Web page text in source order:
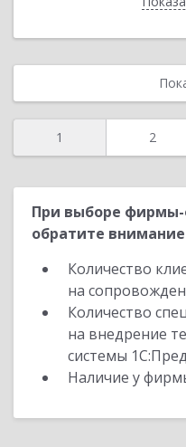
1 2
При выборе
обратите
Количество
на
Количество
на внедрение
системы
Наличие у